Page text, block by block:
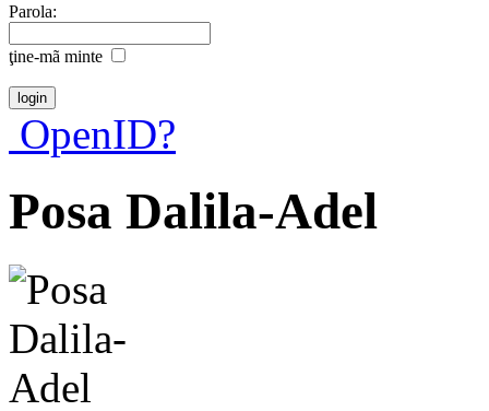
Parola:
ţine-mã minte
OpenID?
Posa Dalila-Adel